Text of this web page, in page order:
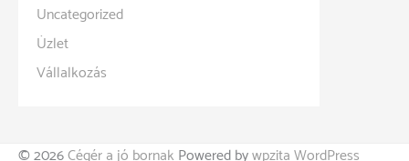
Uncategorized
Üzlet
Vállalkozás
© 2026Cégér a jó bornak Powered bywpzita WordPress